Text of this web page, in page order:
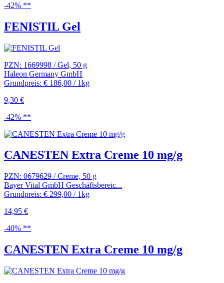
-42% **
FENISTIL Gel
PZN: 1669998 / Gel, 50 g
Haleon Germany GmbH
Grundpreis: € 186,00 / 1kg
9,30 €
-42% **
CANESTEN Extra Creme 10 mg/g
PZN: 0679629 / Creme, 50 g
Bayer Vital GmbH Geschäftsbereic...
Grundpreis: € 299,00 / 1kg
14,95 €
-40% **
CANESTEN Extra Creme 10 mg/g